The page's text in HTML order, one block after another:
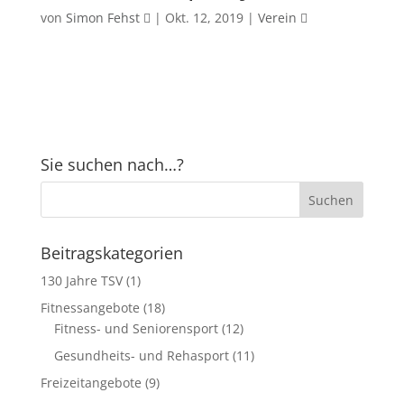
von Simon Fehst | Okt. 12, 2019| Verein
Sie suchen nach…?
Beitragskategorien
130 Jahre TSV(1)
Fitnessangebote (18)
Fitness- und Seniorensport(12)
Gesundheits- und Rehasport(11)
Freizeitangebote (9)